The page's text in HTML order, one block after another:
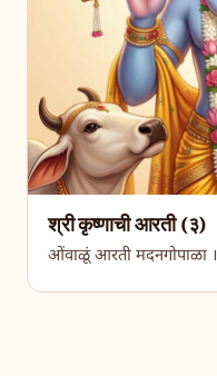
श्री कृष्णाची आरती (३)
ओंवाळूं आरती मदनगोपाळा ।